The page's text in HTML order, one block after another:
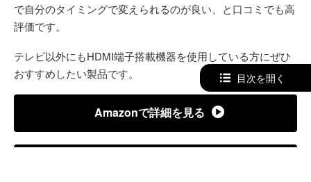
で自分のタイミングで変えられるのが良い、と口コミでも高
評価です。
テレビ以外にもHDMI端子搭載機器を使用している方にぜひ
おすすめしたい製品です。
Amazonで詳細を見る
目次を開く